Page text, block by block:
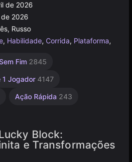
de 2026
de 2026
Russo
, Habilidade, Corrida, Plataforma,
Fim 2845
1 Jogador 4147
Ação Rápida 243
Block:
e Transformações